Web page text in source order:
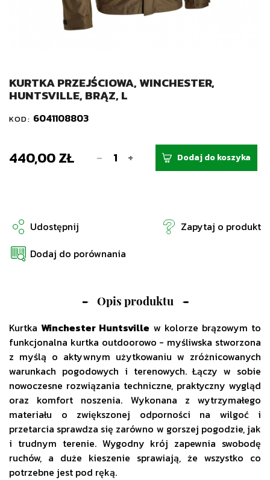
KURTKA PRZEJŚCIOWA, WINCHESTER,
HUNTSVILLE, BRĄZ, L
KOD: 6041108803
440,00 ZŁ - + Dodaj do koszyka
Udostępnij
Zapytaj o produkt
Dodaj do porównania
Opis produktu
KurtkaWinchester Huntsville w kolorze brązowym to
funkcjonalna kurtka outdoorowo - myśliwska stworzona
z myślą o aktywnym użytkowaniu w zróżnicowanych
warunkach pogodowych i terenowych. Łączy w sobie
nowoczesne rozwiązania techniczne, praktyczny wygląd
oraz komfort noszenia. Wykonana z wytrzymałego
materiału o zwiększonej odporności na wilgoć i
przetarcia sprawdza się zarówno w gorszej pogodzie, jak
i trudnym terenie. Wygodny krój zapewnia swobodę
ruchów, a duże kieszenie sprawiają, że wszystko co
potrzebne jest pod ręką.